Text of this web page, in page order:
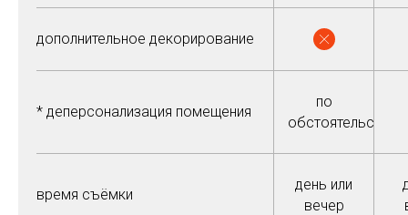
дополнительное декорирование
* деперсонализация помещения
по
обстоятельствам
время съёмки
день или
вечер